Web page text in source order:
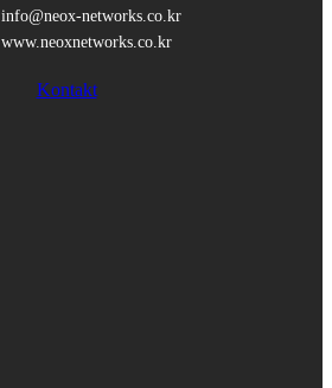
info@neox-networks.co.kr
www.neoxnetworks.co.kr
Kontakt